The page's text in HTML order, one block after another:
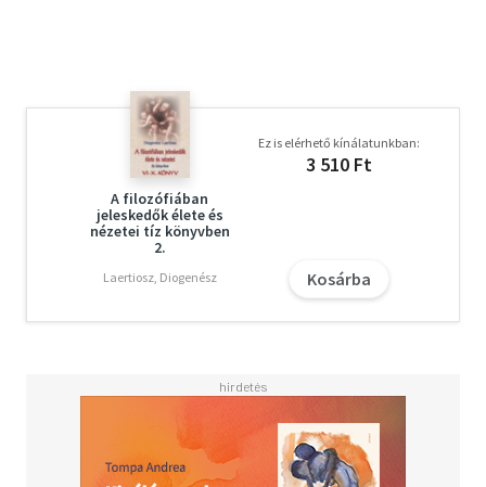
sorban –, közérthető nyelven ismerteti a nagyívű és
szerteágazó életmű fontosabb területeit.
A filozófiában
jeleskedők élete és
nézetei tíz könyvben
2.
Laertiosz, Diogenész
Ez is elérhető kínálatunkban:
3 510 Ft
Kosárba